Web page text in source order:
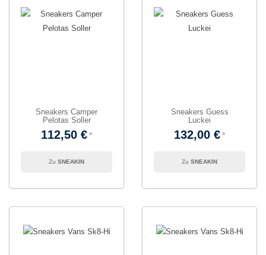
Sneakers Camper
Pelotas Soller
112,50 €
SNEAKIN
Sneakers Guess
Luckei
132,00 €
SNEAKIN